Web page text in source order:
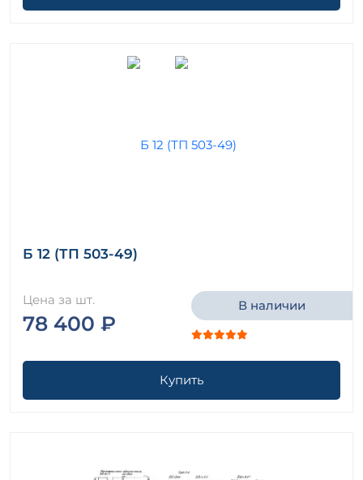
Б 12 (ТП 503-49)
Цена за шт.
78 400 ₽
В наличии
Купить